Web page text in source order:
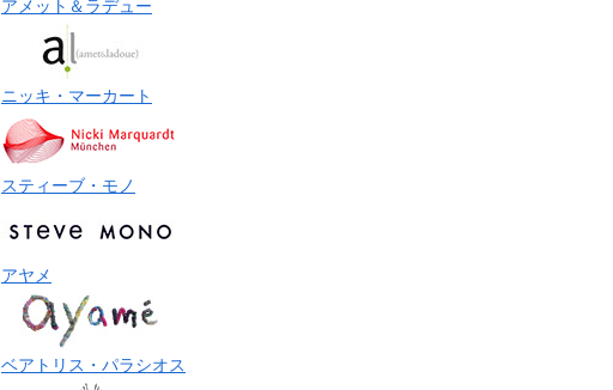
アメット＆ラデュー
ニッキ・マーカート
スティーブ・モノ
アヤメ
ベアトリス・パラシオス